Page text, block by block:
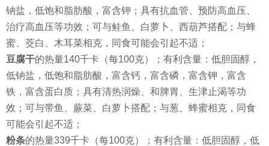
钠盐，低饱和脂肪酸，富含钾；具有抗血管、预防高血压、
治疗高血压等功效；可与鲑鱼、白萝卜、西葫芦搭配；与蜂
蜜、茭白、木耳菜相克，同食可能会引起不适；
豆腐干的热量140千卡（每100克）；有利含量：低胆固醇，
低钠盐，低饱和脂肪酸，富含钙，富含磷，富含钾，富含
铁，富含蛋白质；具有清热润燥、和脾胃、生津止渴等功
效；可与带鱼、蕨菜、白萝卜搭配；与葱、蜂蜜相克，同食
可能会引起不适；
粉条的热量339千卡（每100克）；有利含量：低胆固醇，低